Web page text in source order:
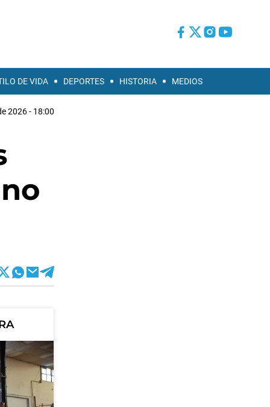
DE VIDA DEPORTES HISTORIA MEDIOS
2026 - 18:00